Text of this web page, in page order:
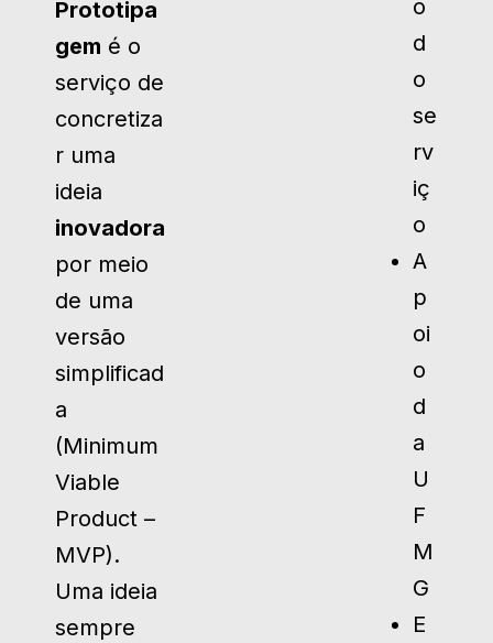
Prototipa
gem é o
serviço de
concretiza
r uma
ideia
inovadora
por meio
de uma
versão
simplificad
a
(Minimum
Viable
Product –
MVP).
Uma ideia
sempre
o
d
o
se
rv
iç
o
A
p
oi
o
d
a
U
F
M
G
E